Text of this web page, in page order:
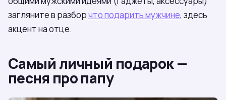
загляните в разборчто подарить мужчине, здесь
акцент на отце.
Самый личный подарок —
песня про папу